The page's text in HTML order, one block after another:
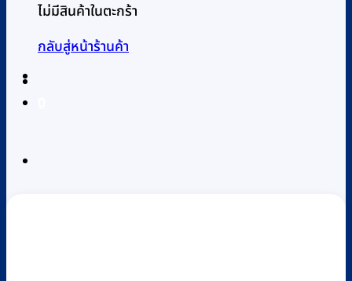
ไม่มีสินค้าในตะกร้า
กลับสู่หน้าร้านค้า